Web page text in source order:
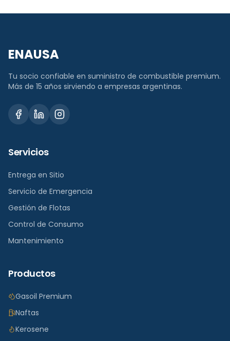
ENAUSA
Tu socio confiable en suministro de combustible premium.
Más de 15 años sirviendo a empresas argentinas.
Servicios
Entrega en Sitio
Servicio de Emergencia
Gestión de Flotas
Control de Consumo
Mantenimiento
Productos
Gasoil Premium
Naftas
Kerosene